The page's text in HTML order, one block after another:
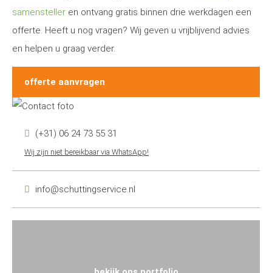
samensteller en ontvang gratis binnen drie werkdagen een
offerte. Heeft u nog vragen? Wij geven u vrijblijvend advies
en helpen u graag verder.
offerte aanvragen
(+31) 06 24 73 55 31
Wij zijn niet bereikbaar via WhatsApp!
info@schuttingservice.nl